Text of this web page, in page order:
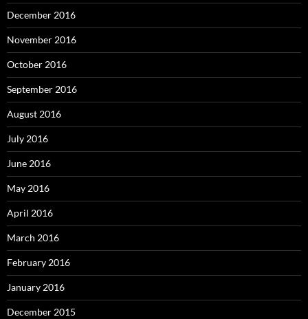
December 2016
November 2016
October 2016
September 2016
August 2016
July 2016
June 2016
May 2016
April 2016
March 2016
February 2016
January 2016
December 2015